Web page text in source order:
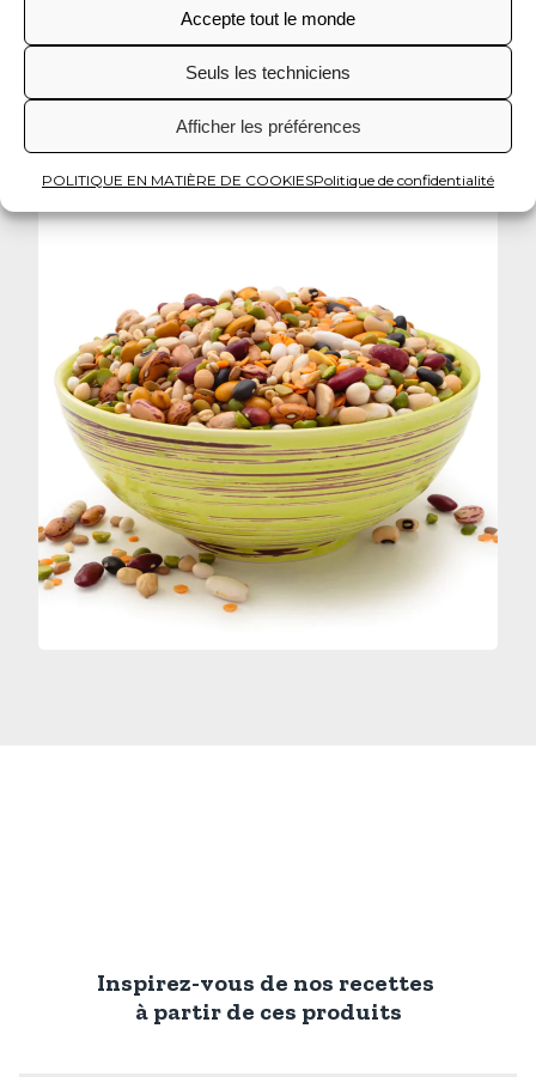
Accepte tout le monde
Seuls les techniciens
Afficher les préférences
POLITIQUE EN MATIÈRE DE COOKIESPolitique de confidentialité
légumes au quotidien, mangez-en comme
collation entre les repas ou ajoutez-les à divers
Inspirez-vous de nos recettes
à partir de ces produits